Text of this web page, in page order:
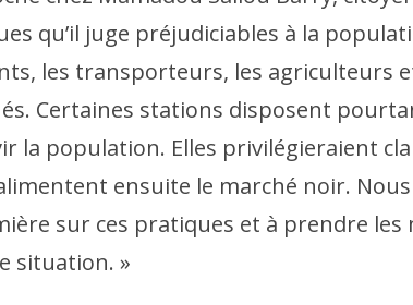
qu’il juge préjudiciables à la
les transporteurs, les agriculteurs
Certaines stations disposent
la population. Elles privilégieraient
ensuite le marché noir.
sur ces pratiques et à prendre les
situation. »